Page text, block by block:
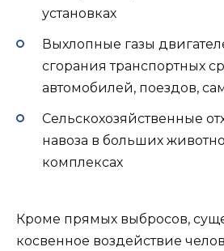
установках
Выхлопные газы
сгорания транспортных
автомобилей, поездов,
Сельскохозяйственные
навоза в больших
комплексах
Кроме прямых выбросов,
косвенное воздействие